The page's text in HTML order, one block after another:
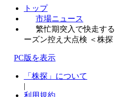
トップ
市場ニュース
繁忙期突入で快走す
ーズン控え大点検 ＜株探
PC版を表示
「株探」について
|
利用規約